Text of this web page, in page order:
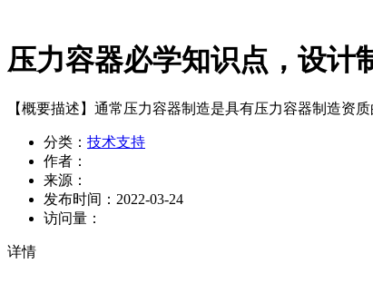
压力容器必学知识点，设计
【概要描述】 通常压力容器制造是具有压力容器制造资
分类： 技术支持
作者：
来源：
发布时间： 2022-03-24
访问量：
详情